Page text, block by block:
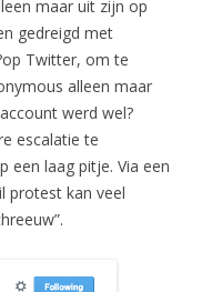
maar uit zijn op
gedreigd met
Twitter, om te
alleen maar
werd wel?
escalatie te
een laag pitje. Via een
protest kan veel